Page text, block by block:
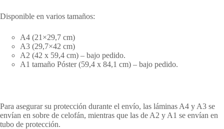
Disponible en varios tamaños:
A4 (21×29,7 cm)
A3 (29,7×42 cm)
A2 (42 x 59,4 cm) – bajo pedido.
A1 tamaño Póster (59,4 x 84,1 cm) – bajo pedido.
Para asegurar su protección durante el envío, las láminas A4 y A3 se
envían en sobre de celofán, mientras que las de A2 y A1 se envían en
tubo de protección.